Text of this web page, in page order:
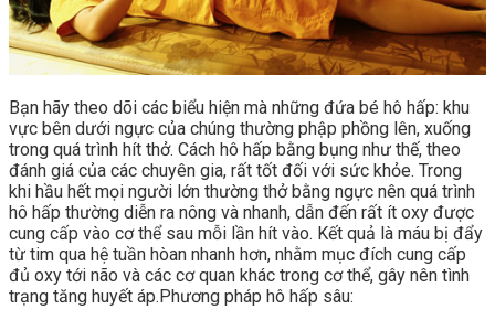
Bạn hãy theo dõi các biểu hiện mà những đứa bé hô hấp: khu
vực bên dưới ngực của chúng thường phập phồng lên, xuống
trong quá trình hít thở. Cách hô hấp bằng bụng như thế, theo
đánh giá của các chuyên gia, rất tốt đối với sức khỏe. Trong
khi hầu hết mọi người lớn thường thở bằng ngực nên quá trình
hô hấp thường diễn ra nông và nhanh, dẫn đến rất ít oxy được
cung cấp vào cơ thể sau mỗi lần hít vào. Kết quả là máu bị đẩy
từ tim qua hệ tuần hòan nhanh hơn, nhằm mục đích cung cấp
đủ oxy tới não và các cơ quan khác trong cơ thể, gây nên tình
trạng tăng huyết áp.Phương pháp hô hấp sâu: